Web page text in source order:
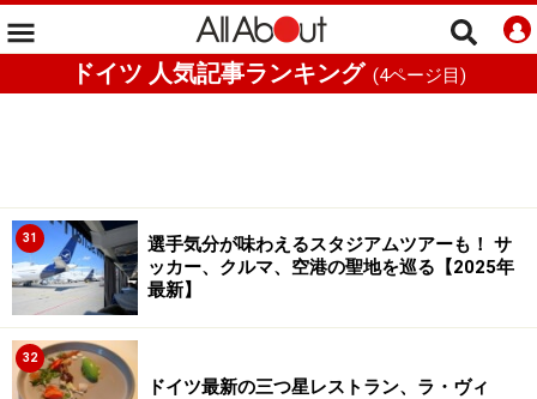
ドイツ 人気記事ランキング (4ページ目)
31
選手気分が味わえるスタジアムツアーも！ サ
ッカー、クルマ、空港の聖地を巡る【2025年
最新】
32
ドイツ最新の三つ星レストラン、ラ・ヴィ